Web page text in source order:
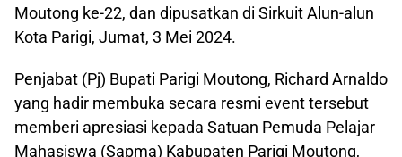
Moutong ke-22, dan dipusatkan di Sirkuit Alun-alun
Kota Parigi, Jumat, 3 Mei 2024.
Penjabat (Pj) Bupati Parigi Moutong, Richard Arnaldo
yang hadir membuka secara resmi event tersebut
memberi apresiasi kepada Satuan Pemuda Pelajar
Mahasiswa (Sapma) Kabupaten Parigi Moutong,